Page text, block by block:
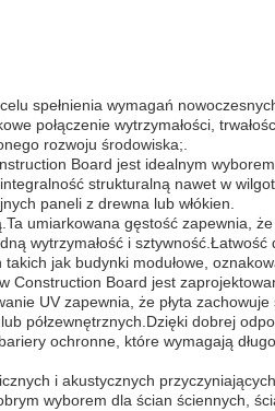
spełnienia wymagań
połączenie wytrzymałości,
rozwoju środowiska;.
Board jest idealnym
strukturalną nawet w
paneli z drewna lub włókien.
umiarkowana gęstość zapewnia,
wytrzymałość i
jak budynki modułowe,
Construction Board jest
UV zapewnia, że płyta zachowuje
półzewnętrznych.Dzięki dobrej
ochronne, które wymagają
i akustycznych
wyborem dla ścian ściennych,